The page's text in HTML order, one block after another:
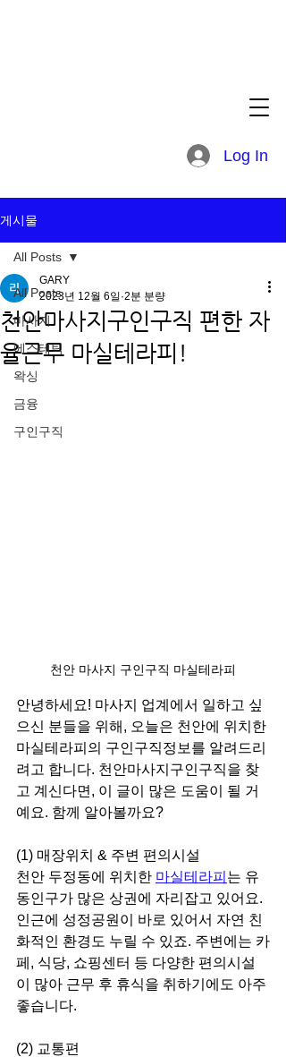
Log In
게시물
All Posts
마사지
에스테틱
왁싱
금융
구인구직
All Posts
천안마사지구인구직 편한 자
율근무 마실테라피!
GARY
2023년 12월 6일 2분 분량
천안 마사지 구인구직 마실테라피
안녕하세요! 마사지 업계에서 일하고 싶
으신 분들을 위해, 오늘은 천안에 위치한
마실테라피의 구인구직정보를 알려드리
려고 합니다. 천안마사지구인구직을 찾
고 계신다면, 이 글이 많은 도움이 될 거
예요. 함께 알아볼까요?
(1) 매장위치 & 주변 편의시설
천안 두정동에 위치한 마실테라피 는 유
동인구가 많은 상권에 자리잡고 있어요.
인근에 성정공원이 바로 있어서 자연 친
화적인 환경도 누릴 수 있죠. 주변에는 카
페, 식당, 쇼핑센터 등 다양한 편의시설
이 많아 근무 후 휴식을 취하기에도 아주
좋습니다.
(2) 교통편